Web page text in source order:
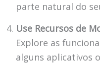
parte natural do
Use Recursos de
Explore as
alguns aplicativos